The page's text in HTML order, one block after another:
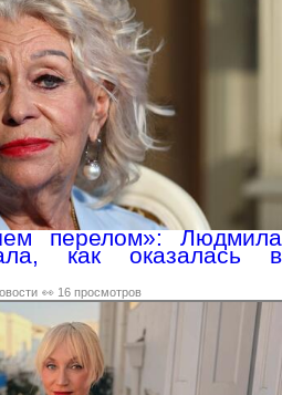
перелом»: Людмила
как оказалась в
👀 16 просмотров